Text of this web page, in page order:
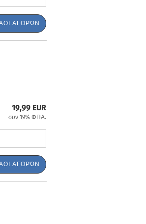
ΑΓΟΡΏΝ
19,99 EUR
συν 19% ΦΠΑ.
ΑΓΟΡΏΝ